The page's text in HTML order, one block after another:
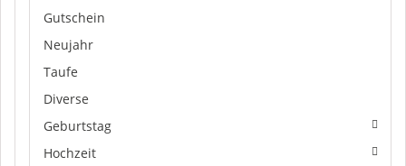
Gutschein
Neujahr
Taufe
Diverse
Geburtstag
Hochzeit